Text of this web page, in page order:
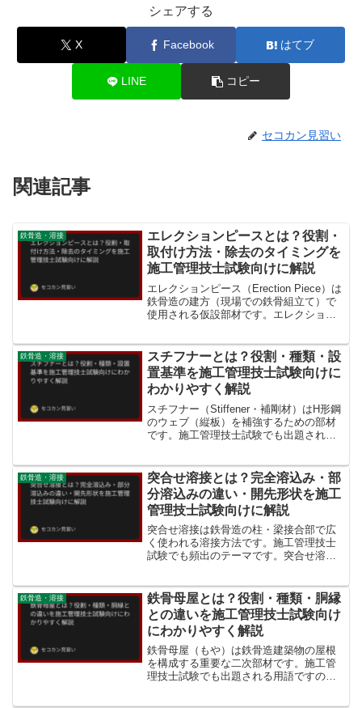
シェアする
X Facebook はてブ
LINE コピー
セコカン見習い
関連記事
鉄骨造・溶接
エレクションピースとは？役割・
取付け方法・除去のタイミングを
施工管理技士試験向けに解説
エレクションピース（Erection Piece）は
鉄骨造の建方（現場での鉄骨組立て）で
使用される仮設部材です。エレクション
て、梁を仮受け（支持）するために柱フ
ランジに仮...
鉄骨造・溶接
スチフナーとは？役割・種類・設
置基準を施工管理技士試験向けに
わかりやすく解説
スチフナー（Stiffener・補剛材）はH形鋼
のウェブ（縦板）を補強するための部材
です。施工管理技士試験でも出題される
ナーとはスチフナー（補剛板・補剛材）
とは、H形鋼...
鉄骨造・溶接
突合せ溶接とは？完全溶込み・部
分溶込みの違い・開先形状を施工
管理技士試験向けに解説
突合せ溶接は鉄骨造の柱・梁接合部で広
く使われる溶接方法です。施工管理技士
試験でも頻出のテーマです。突合せ溶接
材）を同一平面上に突き合わせて端面同
士を溶接する...
鉄骨造・溶接
鉄骨母屋とは？役割・種類・胴縁
との違いを施工管理技士試験向け
にわかりやすく解説
鉄骨母屋（もや）は鉄骨造建築物の屋根
を構成する重要な二次部材です。施工管
理技士試験でも出題される用語ですの